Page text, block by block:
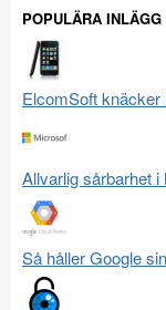
POPULÄRA INLÄGG
ElcomSoft
Allvarlig sårbarhet
Så håller Google